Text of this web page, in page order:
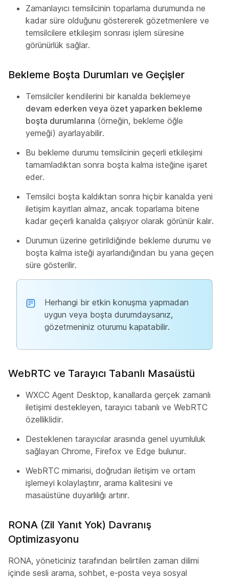
Zamanlayıcı temsilcinin toparlama durumunda ne
kadar süre olduğunu göstererek gözetmenlere ve
temsilcilere etkileşim sonrası işlem süresine
görünürlük sağlar.
Bekleme Boşta Durumları ve Geçişler
Temsilciler kendilerini bir kanalda beklemeye
devam ederken veya özet yaparken bekleme
boşta durumlarına (örneğin, bekleme öğle
yemeği) ayarlayabilir.
Bu bekleme durumu temsilcinin geçerli etkileşimi
tamamladıktan sonra boşta kalma isteğine işaret
eder.
Temsilci boşta kaldıktan sonra hiçbir kanalda yeni
iletişim kayıtları almaz, ancak toparlama bitene
kadar geçerli kanalda çalışıyor olarak görünür kalır.
Durumun üzerine getirildiğinde bekleme durumu ve
boşta kalma isteği ayarlandığından bu yana geçen
süre gösterilir.
Herhangi bir etkin konuşma yapmadan
uygun veya boşta durumdaysanız,
gözetmeniniz oturumu kapatabilir.
WebRTC ve Tarayıcı Tabanlı Masaüstü
WXCC Agent Desktop, kanallarda gerçek zamanlı
iletişimi destekleyen, tarayıcı tabanlı ve WebRTC
özelliklidir.
Desteklenen tarayıcılar arasında genel uyumluluk
sağlayan Chrome, Firefox ve Edge bulunur.
WebRTC mimarisi, doğrudan iletişim ve ortam
işlemeyi kolaylaştırır, arama kalitesini ve
masaüstüne duyarlılığı artırır.
RONA (Zil Yanıt Yok) Davranış
Optimizasyonu
RONA, yöneticiniz tarafından belirtilen zaman dilimi
içinde sesli arama, sohbet, e-posta veya sosyal